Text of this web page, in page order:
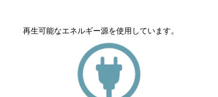
再生可能なエネルギー源を使用しています。